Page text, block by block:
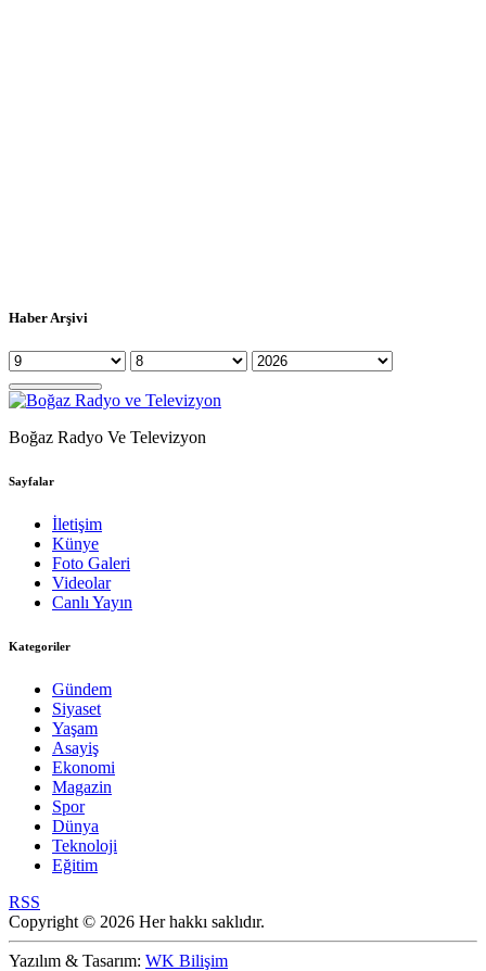
Haber Arşivi
Boğaz Radyo Ve Televizyon
Sayfalar
İletişim
Künye
Foto Galeri
Videolar
Canlı Yayın
Kategoriler
Gündem
Siyaset
Yaşam
Asayiş
Ekonomi
Magazin
Spor
Dünya
Teknoloji
Eğitim
RSS
Copyright © 2026 Her hakkı saklıdır.
Yazılım & Tasarım: WK Bilişim